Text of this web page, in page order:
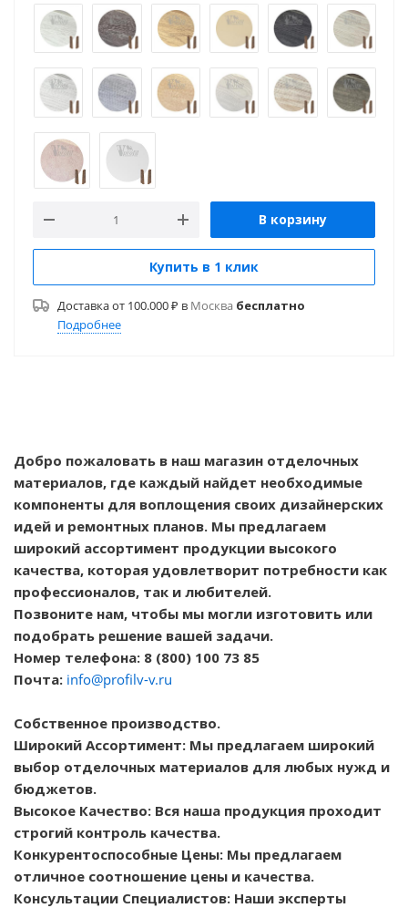
В корзину
Купить в 1 клик
Доставка от 100.000 ₽ в Москва бесплатно
Подробнее
Добро пожаловать в наш магазин отделочных
материалов, где каждый найдет необходимые
компоненты для воплощения своих дизайнерских
идей и ремонтных планов. Мы предлагаем
широкий ассортимент продукции высокого
качества, которая удовлетворит потребности как
профессионалов, так и любителей.
Позвоните нам, чтобы мы могли изготовить или
подобрать решение вашей задачи.
Номер телефона: 8 (800) 100 73 85
Почта: info@profilv-v.ru
Собственное производство.
Широкий Ассортимент: Мы предлагаем широкий
выбор отделочных материалов для любых нужд и
бюджетов.
Высокое Качество: Вся наша продукция проходит
строгий контроль качества.
Конкурентоспособные Цены: Мы предлагаем
отличное соотношение цены и качества.
Консультации Специалистов: Наши эксперты